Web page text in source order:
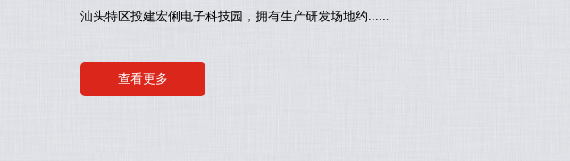
汕头特区投建宏俐电子科技园，拥有生产研发场地约......
查看更多